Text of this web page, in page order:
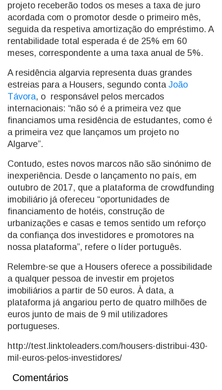
projeto receberão todos os meses a taxa de juro
acordada com o promotor desde o primeiro mês,
seguida da respetiva amortização do empréstimo. A
rentabilidade total esperada é de 25% em 60
meses, correspondente a uma taxa anual de 5%.
A residência algarvia representa duas grandes
estreias para a Housers, segundo conta João
Távora, o responsável pelos mercados
internacionais: “não só é a primeira vez que
financiamos uma residência de estudantes, como é
a primeira vez que lançamos um projeto no
Algarve”.
Contudo, estes novos marcos não são sinónimo de
inexperiência. Desde o lançamento no país, em
outubro de 2017, que a plataforma de crowdfunding
imobiliário já ofereceu “oportunidades de
financiamento de hotéis, construção de
urbanizações e casas e temos sentido um reforço
da confiança dos investidores e promotores na
nossa plataforma”, refere o líder português.
Relembre-se que a Housers oferece a possibilidade
a qualquer pessoa de investir em projetos
imobiliários a partir de 50 euros. À data, a
plataforma já angariou perto de quatro milhões de
euros junto de mais de 9 mil utilizadores
portugueses.
http://test.linktoleaders.com/housers-distribui-430-
mil-euros-pelos-investidores/
Comentários